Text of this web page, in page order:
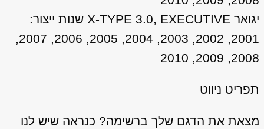
יגואר X-TYPE 3.0, EXECUTIVE שנות ייצור:
2001, 2002, 2003, 2004, 2005, 2006, 2007,
2008, 2009, 2010
תפריט ניווט
מצאת את הדגם שלך ברשימה? כנראה שיש לנו